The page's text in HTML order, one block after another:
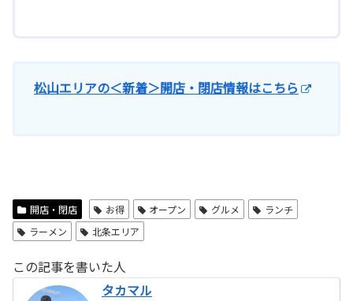
松山エリアの＜新着＞開店・閉店情報はこちら
開店・閉店 お得 オープン グルメ
ランチ
ラーメン
北条エリア
この記事を書いた人
タカマル